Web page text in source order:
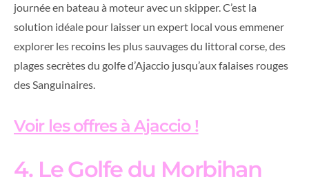
journée en bateau à moteur avec un skipper. C’est la
solution idéale pour laisser un expert local vous emmener
explorer les recoins les plus sauvages du littoral corse, des
plages secrètes du golfe d’Ajaccio jusqu’aux falaises rouges
des Sanguinaires.
Voir les offres à Ajaccio !
4. Le Golfe du Morbihan